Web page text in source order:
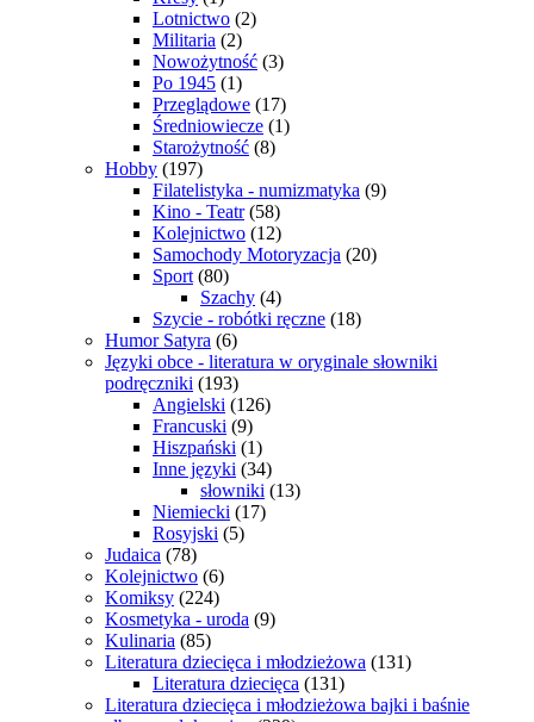
Lotnictwo (2)
Militaria (2)
Nowożytność (3)
Po 1945 (1)
Przeglądowe (17)
Średniowiecze (1)
Starożytność (8)
Hobby (197)
Filatelistyka - numizmatyka (9)
Kino - Teatr (58)
Kolejnictwo (12)
Samochody Motoryzacja (20)
Sport (80)
Szachy (4)
Szycie - robótki ręczne (18)
Humor Satyra (6)
Języki obce - literatura w oryginale słowniki
podręczniki (193)
Angielski (126)
Francuski (9)
Hiszpański (1)
Inne języki (34)
słowniki (13)
Niemiecki (17)
Rosyjski (5)
Judaica (78)
Kolejnictwo (6)
Komiksy (224)
Kosmetyka - uroda (9)
Kulinaria (85)
Literatura dziecięca i młodzieżowa (131)
Literatura dziecięca (131)
Literatura dziecięca i młodzieżowa bajki i baśnie